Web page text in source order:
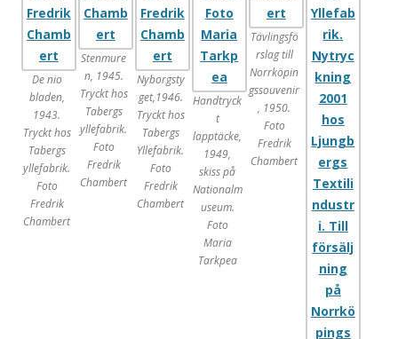
De nio
bladen,
1943.
Tryckt hos
Tabergs
yllefabrik.
Foto
Fredrik
Chambert
Stenmure
n, 1945.
Tryckt hos
Tabergs
yllefabrik.
Foto
Fredrik
Chambert
Nyborgsty
get,1946.
Tryckt hos
Tabergs
Yllefabrik.
Foto
Fredrik
Chambert
Handtryck
t
lapptäcke,
1949,
skiss på
Nationalm
useum.
Foto
Maria
Tarkpea
Tävlingsfö
rslag till
Norrköpin
gssouvenir
, 1950.
Foto
Fredrik
Chambert